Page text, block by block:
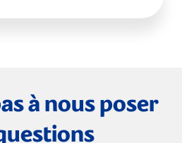
à nous poser